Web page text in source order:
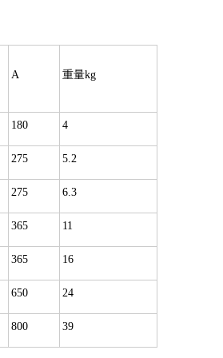
A 重量kg
180 4
275 5.2
275 6.3
365 11
365 16
650 24
800 39